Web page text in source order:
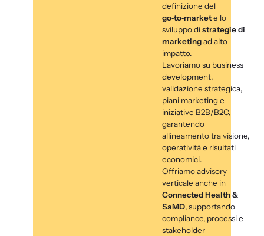
definizione del
go‑to‑markete lo
sviluppo distrategie di
marketingad alto
impatto.
Lavoriamo su business
development,
validazione strategica,
piani marketing e
iniziative B2B/B2C,
garantendo
allineamento tra visione,
operatività e risultati
economici.
Offriamo advisory
verticale anche in
Connected Health &
SaMD, supportando
compliance, processi e
stakeholder